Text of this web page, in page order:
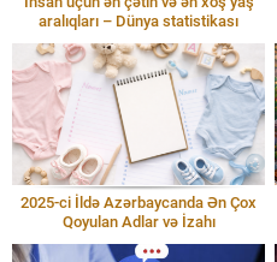
aralıqları – Dünya statistikası
2025-ci İldə Azərbaycanda Ən Çox
Qoyulan Adlar və İzahı